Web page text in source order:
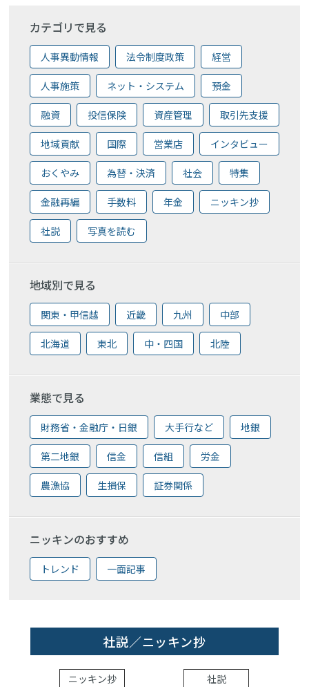
カテゴリで見る
人事異動情報 法令制度政策 経営
人事施策 ネット・システム 預金
融資 投信保険 資産管理 取引先支援
地域貢献 国際 営業店 インタビュー
おくやみ 為替・決済 社会 特集
金融再編 手数料 年金 ニッキン抄
社説 写真を読む
地域別で見る
関東・甲信越 近畿 九州 中部
北海道 東北 中・四国 北陸
業態で見る
財務省・金融庁・日銀 大手行など 地銀
第二地銀 信金 信組 労金
農漁協 生損保 証券関係
ニッキンのおすすめ
トレンド 一面記事
社説／ニッキン抄
ニッキン抄 社説